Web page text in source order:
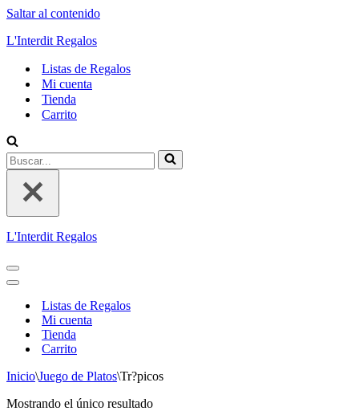
Saltar al contenido
L'Interdit Regalos
Listas de Regalos
Mi cuenta
Tienda
Carrito
Buscar...
L'Interdit Regalos
Menú
de
Menú
navegaciónListas de Regalos
Mi cuenta
Tienda
Carrito
Inicio\Juego de Platos\Tr?picos
Mostrando el único resultado